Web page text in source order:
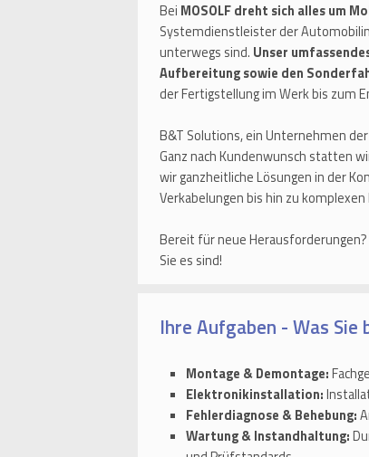
Bei MOSOLF dreht sich alles um
Systemdienstleister der
unterwegs sind. Unser
Aufbereitung sowie den
der Fertigstellung im Werk bis zum
B&T Solutions, ein Unternehmen
Ganz nach Kundenwunsch statten
wir ganzheitliche Lösungen in der
Verkabelungen bis hin zu
Bereit für neue
Sie es sind!
Ihre Aufgaben - Was
Montage & Demontage:
Elektronikinstallation:
Fehlerdiagnose & Behebung:
Wartung & Instandhaltung: